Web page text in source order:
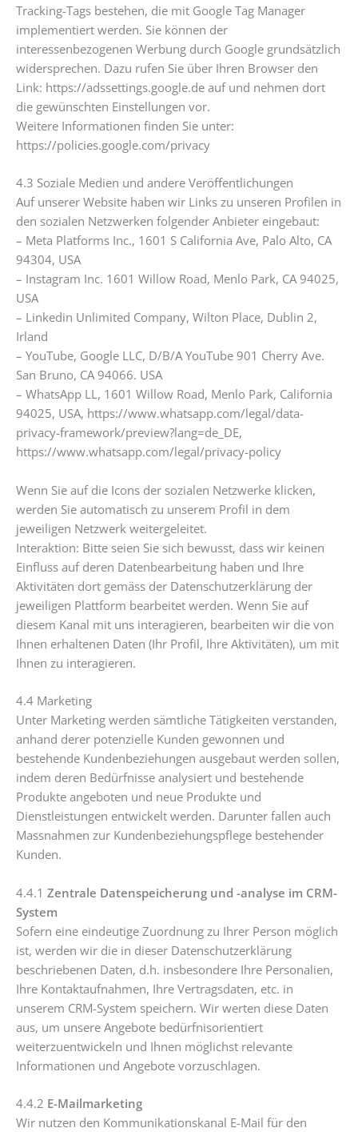
Tracking-Tags bestehen, die mit Google Tag Manager
implementiert werden. Sie können der
interessenbezogenen Werbung durch Google grundsätzlich
widersprechen. Dazu rufen Sie über Ihren Browser den
Link: https://adssettings.google.de auf und nehmen dort
die gewünschten Einstellungen vor.
Weitere Informationen finden Sie unter:
https://policies.google.com/privacy
4.3 Soziale Medien und andere Veröffentlichungen
Auf unserer Website haben wir Links zu unseren Profilen in
den sozialen Netzwerken folgender Anbieter eingebaut:
– Meta Platforms Inc., 1601 S California Ave, Palo Alto, CA
94304, USA
– Instagram Inc. 1601 Willow Road, Menlo Park, CA 94025,
USA
– Linkedin Unlimited Company, Wilton Place, Dublin 2,
Irland
– YouTube, Google LLC, D/B/A YouTube 901 Cherry Ave.
San Bruno, CA 94066. USA
– WhatsApp LL, 1601 Willow Road, Menlo Park, California
94025, USA, https://www.whatsapp.com/legal/data-
privacy-framework/preview?lang=de_DE,
https://www.whatsapp.com/legal/privacy-policy
Wenn Sie auf die Icons der sozialen Netzwerke klicken,
werden Sie automatisch zu unserem Profil in dem
jeweiligen Netzwerk weitergeleitet.
Interaktion: Bitte seien Sie sich bewusst, dass wir keinen
Einfluss auf deren Datenbearbeitung haben und Ihre
Aktivitäten dort gemäss der Datenschutzerklärung der
jeweiligen Plattform bearbeitet werden. Wenn Sie auf
diesem Kanal mit uns interagieren, bearbeiten wir die von
Ihnen erhaltenen Daten (Ihr Profil, Ihre Aktivitäten), um mit
Ihnen zu interagieren.
4.4 Marketing
Unter Marketing werden sämtliche Tätigkeiten verstanden,
anhand derer potenzielle Kunden gewonnen und
bestehende Kundenbeziehungen ausgebaut werden sollen,
indem deren Bedürfnisse analysiert und bestehende
Produkte angeboten und neue Produkte und
Dienstleistungen entwickelt werden. Darunter fallen auch
Massnahmen zur Kundenbeziehungspflege bestehender
Kunden.
4.4.1 Zentrale Datenspeicherung und -analyse im CRM-
System
Sofern eine eindeutige Zuordnung zu Ihrer Person möglich
ist, werden wir die in dieser Datenschutzerklärung
beschriebenen Daten, d.h. insbesondere Ihre Personalien,
Ihre Kontaktaufnahmen, Ihre Vertragsdaten, etc. in
unserem CRM-System speichern. Wir werten diese Daten
aus, um unsere Angebote bedürfnisorientiert
weiterzuentwickeln und Ihnen möglichst relevante
Informationen und Angebote vorzuschlagen.
4.4.2 E-Mailmarketing
Wir nutzen den Kommunikationskanal E-Mail für den